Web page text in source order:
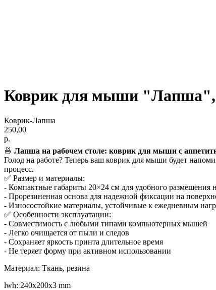
Коврик для мыши "Лапша",
Коврик-Лапша
250,00
р.
🍜 Лапша на рабочем столе: коврик для мыши с
Голод на работе? Теперь ваш коврик для мыши будет
процесс.
✅ Размер и материалы:
- Компактные габариты 20×24 см для удобного размещения
- Прорезиненная основа для надежной фиксации на
- Износостойкие материалы, устойчивые к ежедневным
✅ Особенности эксплуатации:
- Совместимость с любыми типами компьютерных мышей
- Легко очищается от пыли и следов
- Сохраняет яркость принта длительное время
- Не теряет форму при активном использовании
Материал: Ткань, резина
lwh: 240x200x3 mm